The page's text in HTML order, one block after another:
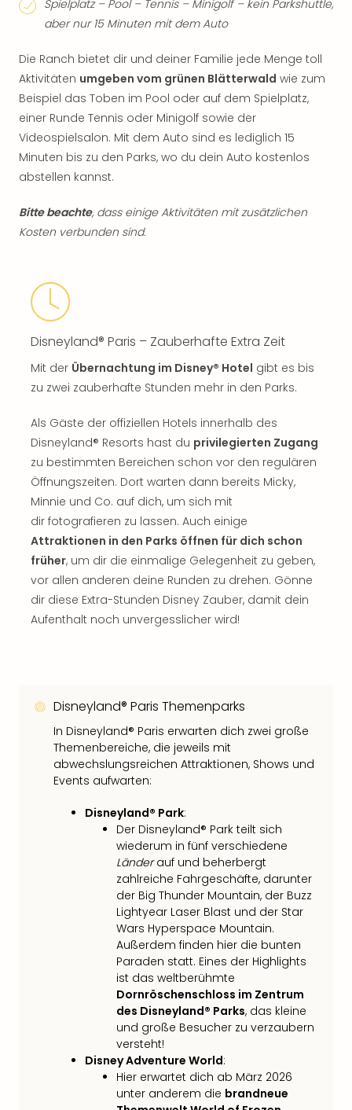
Spielplatz – Pool – Tennis – Minigolf – kein Parkshuttle,
aber nur 15 Minuten mit dem Auto
Die Ranch bietet dir und deiner Familie jede Menge toll
Aktivitäten umgeben vom grünen Blätterwald wie zum
Beispiel das Toben im Pool oder auf dem Spielplatz,
einer Runde Tennis oder Minigolf sowie der
Videospielsalon. Mit dem Auto sind es lediglich 15
Minuten bis zu den Parks, wo du dein Auto kostenlos
abstellen kannst.
Bitte beachte, dass einige Aktivitäten mit zusätzlichen
Kosten verbunden sind.
Disneyland® Paris – Zauberhafte Extra Zeit
Mit der Übernachtung im Disney® Hotel gibt es bis
zu zwei zauberhafte Stunden mehr in den Parks.
Als Gäste der offiziellen Hotels innerhalb des
Disneyland® Resorts hast du privilegierten Zugang
zu bestimmten Bereichen schon vor den regulären
Öffnungszeiten. Dort warten dann bereits Micky,
Minnie und Co. auf dich, um sich mit
dir fotografieren zu lassen. Auch einige
Attraktionen in den Parks öffnen für dich schon
früher, um dir die einmalige Gelegenheit zu geben,
vor allen anderen deine Runden zu drehen. Gönne
dir diese Extra-Stunden Disney Zauber, damit dein
Aufenthalt noch unvergesslicher wird!
Disneyland® Paris Themenparks
In Disneyland® Paris erwarten dich zwei große
Themenbereiche, die jeweils mit
abwechslungsreichen Attraktionen, Shows und
Events aufwarten:
Disneyland® Park:
Der Disneyland® Park teilt sich
wiederum in fünf verschiedene
Länderauf und beherbergt
zahlreiche Fahrgeschäfte, darunter
der Big Thunder Mountain, der Buzz
Lightyear Laser Blast und der Star
Wars Hyperspace Mountain.
Außerdem finden hier die bunten
Paraden statt. Eines der Highlights
ist das weltberühmte
Dornröschenschloss im Zentrum
des Disneyland® Parks, das kleine
und große Besucher zu verzaubern
versteht!
Disney Adventure World:
Hier erwartet dich ab März 2026
unter anderem die brandneue